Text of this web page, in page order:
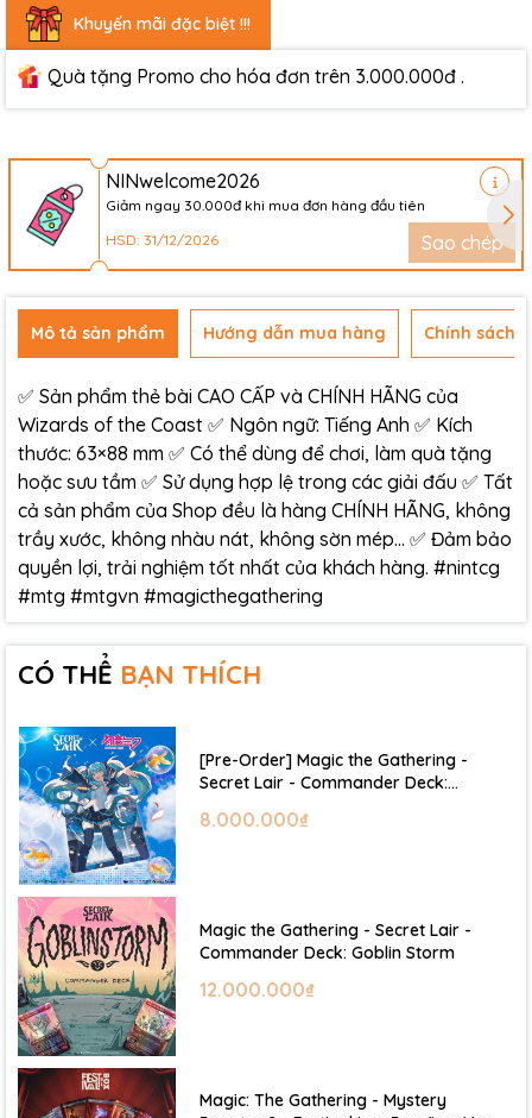
Khuyến mãi đặc biệt !!!
Quà tặng Promo cho hóa đơn trên 3.000.000đ .
NINwelcome2026
Giảm ngay 30.000đ khi mua đơn hàng đầu tiên
HSD: 31/12/2026
Sao chép
Mô tả sản phẩm Hướng dẫn mua hàng Chính sách
✅ Sản phẩm thẻ bài CAO CẤP và CHÍNH HÃNG của
Wizards of the Coast ✅ Ngôn ngữ: Tiếng Anh ✅ Kích
thước: 63×88 mm ✅ Có thể dùng để chơi, làm quà tặng
hoặc sưu tầm ✅ Sử dụng hợp lệ trong các giải đấu ✅ Tất
cả sản phẩm của Shop đều là hàng CHÍNH HÃNG, không
trầy xước, không nhàu nát, không sờn mép… ✅ Đảm bảo
quyền lợi, trải nghiệm tốt nhất của khách hàng. #nintcg
#mtg #mtgvn #magicthegathering
CÓ THỂ BẠN THÍCH
[Pre-Order] Magic the Gathering -
Secret Lair - Commander Deck:
8.000.000₫
Magic the Gathering - Secret Lair -
Commander Deck: Goblin Storm
12.000.000₫
Magic: The Gathering - Mystery